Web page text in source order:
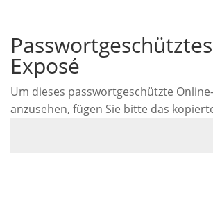
Exposé
Um dieses passwortgeschützte
anzusehen, fügen Sie bitte das